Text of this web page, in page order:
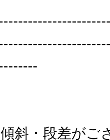
斜・段差がご